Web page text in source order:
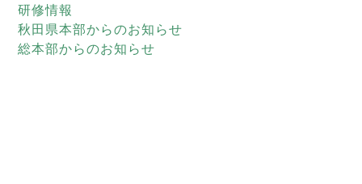
研修情報
秋田県本部からのお知らせ
総本部からのお知らせ